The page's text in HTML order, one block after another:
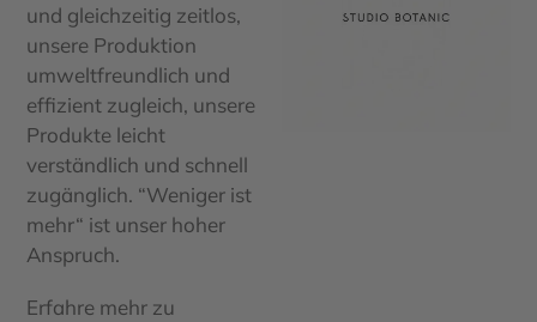
und gleichzeitig zeitlos,
unsere Produktion
umweltfreundlich und
effizient zugleich, unsere
Produkte leicht
verständlich und schnell
zugänglich. “Weniger ist
mehr“ ist unser hoher
Anspruch.
Erfahre mehr zu